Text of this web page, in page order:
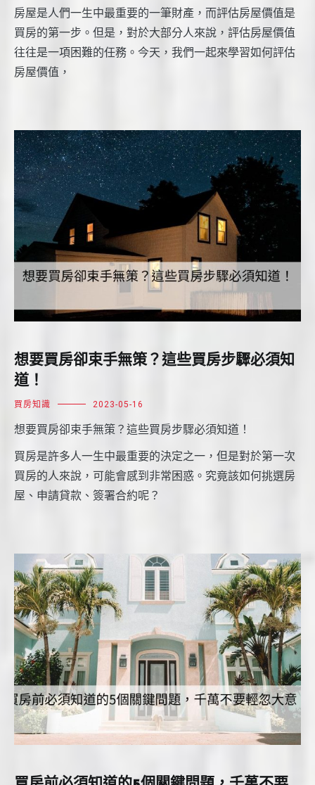
房屋是人們一生中最重要的一筆財產，而評估房屋價值是
買房的第一步。但是，對於大部分人來說，評估房屋價值
往往是一項困難的任務。今天，我們一起來學習如何評估
房屋價值，
想要買房卻束手無策？這些買房步驟必須知
道！
買房知識 2023-05-16
想要買房卻束手無策？這些買房步驟必須知道！
買房是許多人一生中最重要的決定之一，但是對於第一次
買房的人來說，可能會感到非常困惑。究竟該如何挑選房
屋、申請貸款、簽署合約呢？